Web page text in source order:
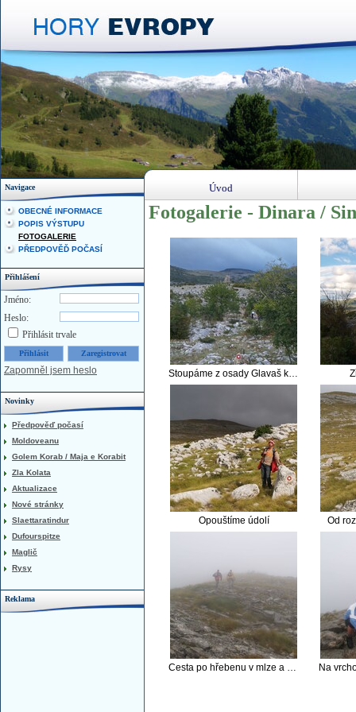
Fotogalerie - Dinara /
Stoupáme z osady Glavaš ke zřícenině hradu
Opouštíme údolí Od
Cesta po hřebenu v mlze a větru
Navigace
OBECNÉ INFORMACE
POPIS VÝSTUPU
FOTOGALERIE
PŘEDPOVĚĎ POČASÍ
Přihlášení
Jméno:
Heslo:
Přihlásit trvale
Zapomněl jsem heslo
Novinky
Předpověď počasí
Moldoveanu
Golem Korab / Maja e Korabit
Zla Kolata
Aktualizace
Nové stránky
Slaettaratindur
Dufourspitze
Maglič
Rysy
Reklama
Úvod